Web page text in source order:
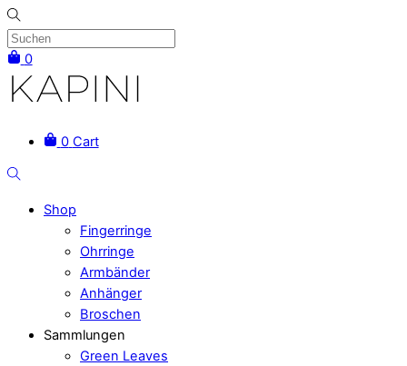
Skip
to
content
0
Menu
0 Cart
Suchen
Shop
Fingerringe
Ohrringe
Armbänder
Anhänger
Broschen
Sammlungen
Green Leaves